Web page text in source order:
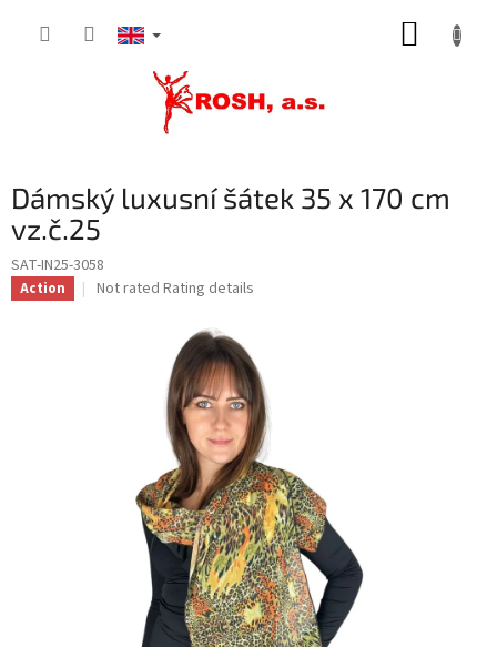
Dámský luxusní šátek 35 x 170 cm
vz.č.25
SAT-IN25-3058
Action
The
Not rated Rating details